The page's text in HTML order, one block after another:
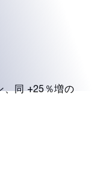
、同 +25％増の